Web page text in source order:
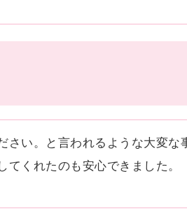
い。と言われるような大変
くれたのも安心できました。